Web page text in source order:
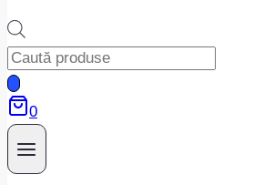
Products
search
0